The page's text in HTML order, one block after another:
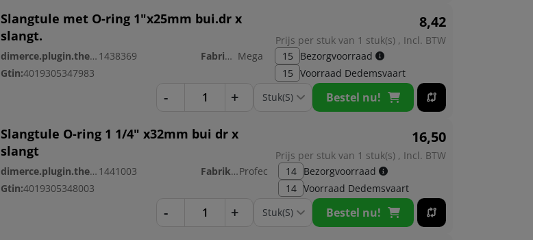
Slangtule met O-ring 1"x25mm bui.dr x
slangt.
8,42
Prijs per stuk van 1 stuk(s) , Incl. BTW
dimerce.plugin.theme.productnr: 1438369 Fabrikant: Mega
Gtin:4019305347983
15
Bezorgvoorraad
15 Voorraad Dedemsvaart
- + Bestel nu!
Slangtule O-ring 1 1/4" x32mm bui dr x
slangt
16,50
Prijs per stuk van 1 stuk(s) , Incl. BTW
dimerce.plugin.theme.productnr: 1441003 Fabrikant:Profec
Gtin:4019305348003
14
Bezorgvoorraad
14 Voorraad Dedemsvaart
- + Bestel nu!